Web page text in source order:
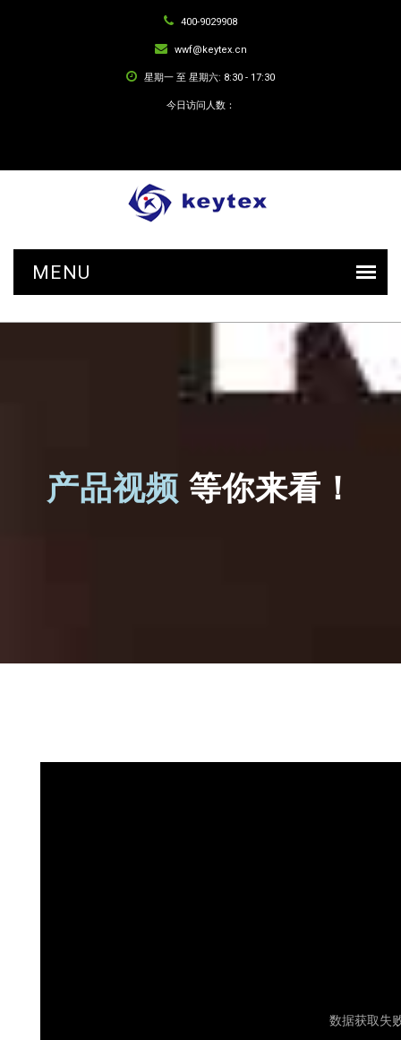
400-9029908
wwf@keytex.cn
星期一 至 星期六: 8:30 - 17:30
今日访问人数：
产品视频 等你来看！